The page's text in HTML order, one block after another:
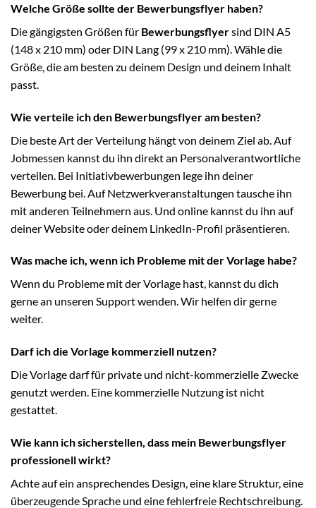
Welche Größe sollte der Bewerbungsflyer haben?
Die gängigsten Größen für Bewerbungsflyersind DIN A5
(148 x 210 mm) oder DIN Lang (99 x 210 mm). Wähle die
Größe, die am besten zu deinem Design und deinem Inhalt
passt.
Wie verteile ich den Bewerbungsflyer am besten?
Die beste Art der Verteilung hängt von deinem Ziel ab. Auf
Jobmessen kannst du ihn direkt an Personalverantwortliche
verteilen. Bei Initiativbewerbungen lege ihn deiner
Bewerbung bei. Auf Netzwerkveranstaltungen tausche ihn
mit anderen Teilnehmern aus. Und online kannst du ihn auf
deiner Website oder deinem LinkedIn-Profil präsentieren.
Was mache ich, wenn ich Probleme mit der Vorlage habe?
Wenn du Probleme mit der Vorlage hast, kannst du dich
gerne an unseren Support wenden. Wir helfen dir gerne
weiter.
Darf ich die Vorlage kommerziell nutzen?
Die Vorlage darf für private und nicht-kommerzielle Zwecke
genutzt werden. Eine kommerzielle Nutzung ist nicht
gestattet.
Wie kann ich sicherstellen, dass mein Bewerbungsflyer
professionell wirkt?
Achte auf ein ansprechendes Design, eine klare Struktur, eine
überzeugende Sprache und eine fehlerfreie Rechtschreibung.